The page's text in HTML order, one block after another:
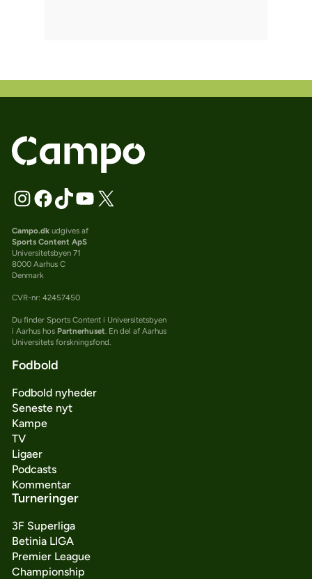
Campo.dkudgives af
Sports Content ApS
Universitetsbyen 71
8000 Aarhus C
Denmark
CVR-nr: 42457450
Du finder Sports Content i Universitetsbyen
i Aarhus hos Partnerhuset. En del af Aarhus
Universitets forskningsfond.
Fodbold
Fodbold nyheder
Seneste nyt
Kampe
TV
Ligaer
Podcasts
Kommentar
Turneringer
3F Superliga
Betinia LIGA
Premier League
Championship